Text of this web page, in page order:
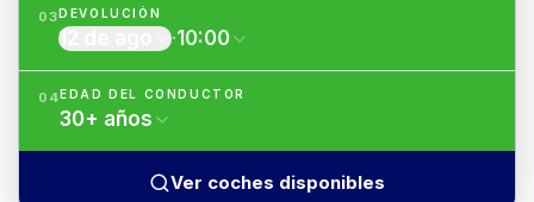
03DEVOLUCIÓN
12 de ago ·10:00
04EDAD DEL CONDUCTOR
30+ años
Ver coches disponibles